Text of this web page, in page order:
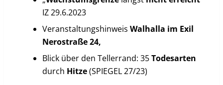
IZ 29.6.2023
Veranstaltungshinweis Walhalla im Exil
Nerostraße 24,
Blick über den Tellerrand: 35Todesarten
durch Hitze(SPIEGEL 27/23)